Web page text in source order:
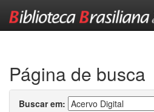
Página de busca
Buscar em: